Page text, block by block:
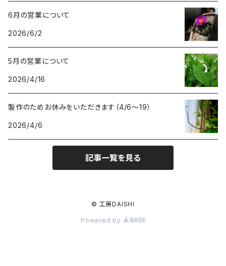
6月の営業について
2026/6/2
5月の営業について
2026/4/16
製作のためお休みをいただきます（4/6〜19）
2026/4/6
記事一覧を見る
© 工房DAISHI
Powered by